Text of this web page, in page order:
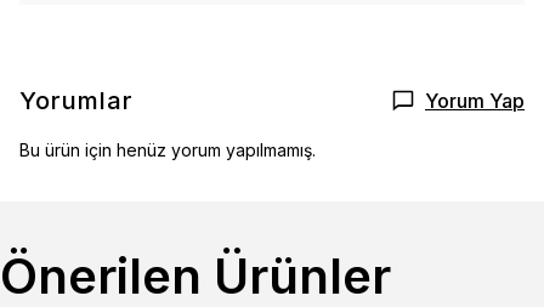
Yorumlar Yorum Yap
Bu ürün için henüz yorum yapılmamış.
Önerilen Ürünler